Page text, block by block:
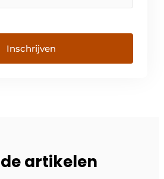
Inschrijven
artikelen